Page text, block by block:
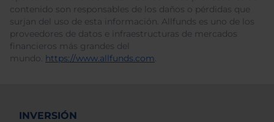
contenido son responsables de los daños o pérdidas que
surjan del uso de esta información. Allfunds es uno de los
proveedores de datos e infraestructuras de mercados
financieros más grandes del
mundo. https://www.allfunds.com.
INVERSIÓN